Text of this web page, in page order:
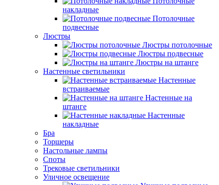
накладные
Потолочные
подвесные
Люстры
Люстры потолочные
Люстры подвесные
Люстры на штанге
Настенные светильники
Настенные
встраиваемые
Настенные на
штанге
Настенные
накладные
Бра
Торшеры
Настольные лампы
Споты
Трековые светильники
Уличное освещение